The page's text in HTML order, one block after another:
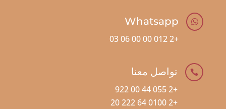

Whatsapp
+2 012 00 00 06 03
 تواصل معنا
+2 055 44 00 922
+2 0100 64 222 20